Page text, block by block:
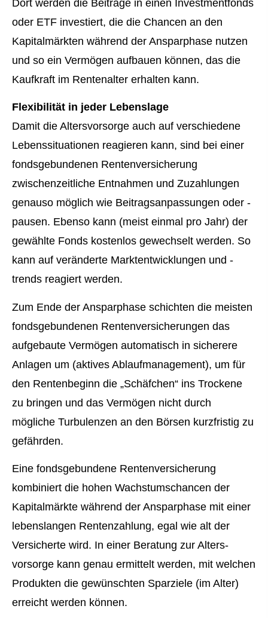
Dort werden die Beiträge in einen Investmentfonds
oder ETF investiert, die die Chancen an den
Kapitalmärkten während der Ansparphase nutzen
und so ein Vermögen aufbauen können, das die
Kaufkraft im Rentenalter erhalten kann.
Flexibilität in jeder Lebenslage
Damit die Alters­vorsorge auch auf verschiedene
Lebenssituationen reagieren kann, sind bei einer
fondsgebundenen Rentenversicherung
zwischenzeitliche Entnahmen und Zuzahlungen
genauso möglich wie Beitragsanpassungen oder -
pausen. Ebenso kann (meist einmal pro Jahr) der
gewählte Fonds kostenlos gewechselt werden. So
kann auf veränderte Marktentwicklungen und -
trends reagiert werden.
Zum Ende der Ansparphase schichten die meisten
fondsgebundenen Rentenversicherungen das
aufgebaute Vermögen automatisch in sicherere
Anlagen um (aktives Ablaufmanagement), um für
den Rentenbeginn die „Schäfchen“ ins Trockene
zu bringen und das Vermögen nicht durch
mögliche Turbulenzen an den Börsen kurzfristig zu
gefährden.
Eine fondsgebundene Rentenversicherung
kombiniert die hohen Wachstumschancen der
Kapitalmärkte während der Ansparphase mit einer
lebenslangen Rentenzahlung, egal wie alt der
Versicherte wird. In einer Beratung zur Alters­
vorsorge kann genau ermittelt werden, mit welchen
Produkten die gewünschten Sparziele (im Alter)
erreicht werden können.